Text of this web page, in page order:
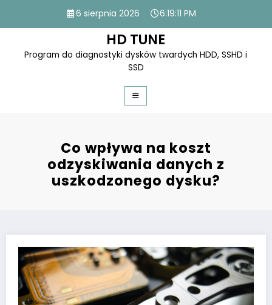
content
6 sierpnia 2026 6:19:12 PM
HD TUNE
Program do diagnostyki dysków twardych HDD, SSHD i
SSD
Co wpływa na koszt
odzyskiwania danych z
uszkodzonego dysku?